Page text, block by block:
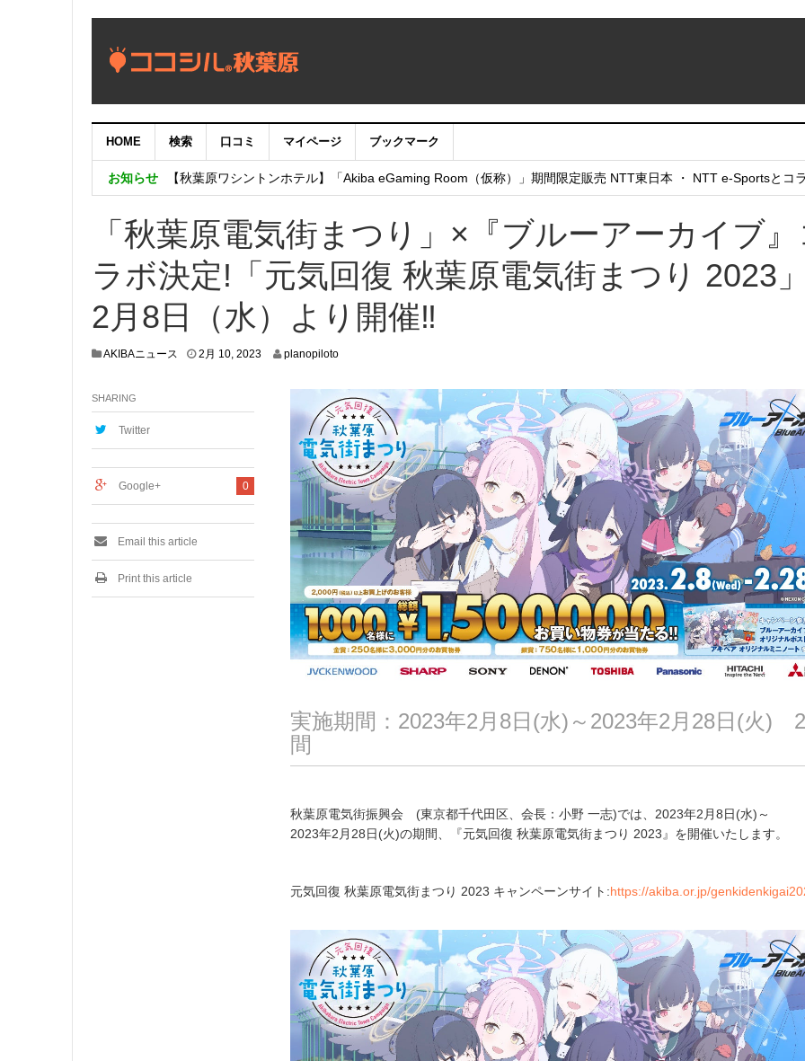
HOME 検索 口コミ マイページ ブックマーク
お知らせ
【重要：9月5日（火）22時】ココシル：アカウントサービス移行のお知らせ
【秋葉原ワシントンホテル】「Akiba eGaming Room（仮称）」期間限定販売 NTT東日本 ・ NTT e-Sportsとコ
「秋葉原電気街まつり」×『ブルーアーカイブ
ラボ決定!「元気回復 秋葉原電気街まつり 2023
2月8日（水）より開催‼
AKIBAニュース 2月 10, 20232
planopiloto
実施期間：2023年2月8日(水)～2023年2月28日(火)
間
秋葉原電気街振興会 (東京都千代田区、会長：小野 一志)では、2023年2月8日(水)～
2023年2月28日(火)の期間、『元気回復 秋葉原電気街まつり 2023』を開催いたします。
元気回復 秋葉原電気街まつり 2023 キャンペーンサイト:https://akiba.or.jp/
SHARING
Twitter
0
Google+
Email this article
Print this article